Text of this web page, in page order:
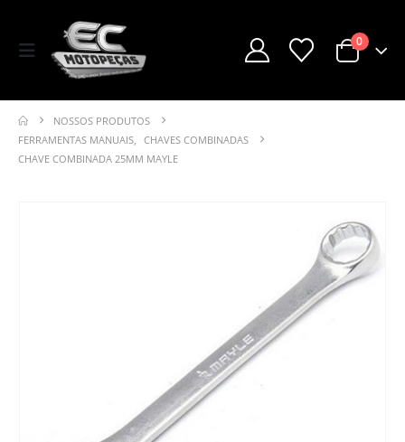
0
NOSSOS PRODUTOS
FERRAMENTAS MANUAIS, CHAVES COMBINADAS
CHAVE COMBINADA 25MM MAYLE